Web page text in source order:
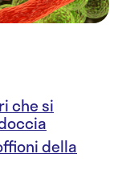
che si
della